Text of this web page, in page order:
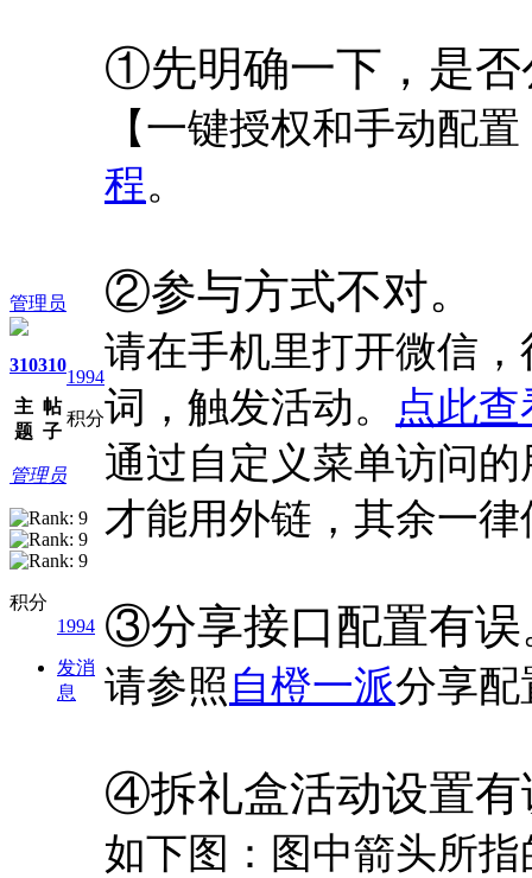
管理员
310
主
题
310
帖
子
1994
积分
管理员
积分
1994
发消
息
①先明确一下，是否
【一键授权和手动配
程。
②参与方式不对。
请在手机里打开微信
词，触发活动。
点此
通过自定义菜单访问
才能用外链，其余一
③分享接口配置有误
请参照 自橙一派分享配
④拆礼盒活动设置有
如下图：图中箭头所